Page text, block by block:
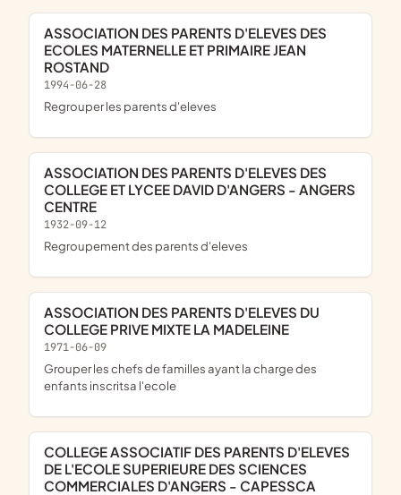
ASSOCIATION DES PARENTS D'ELEVES DES
ECOLES MATERNELLE ET PRIMAIRE JEAN
ROSTAND
1994-06-28
Regrouper les parents d'eleves
ASSOCIATION DES PARENTS D'ELEVES DES
COLLEGE ET LYCEE DAVID D'ANGERS - ANGERS
CENTRE
1932-09-12
Regroupement des parents d'eleves
ASSOCIATION DES PARENTS D'ELEVES DU
COLLEGE PRIVE MIXTE LA MADELEINE
1971-06-09
Grouper les chefs de familles ayant la charge des
enfants inscritsa l'ecole
COLLEGE ASSOCIATIF DES PARENTS D'ELEVES
DE L'ECOLE SUPERIEURE DES SCIENCES
COMMERCIALES D'ANGERS - CAPESSCA